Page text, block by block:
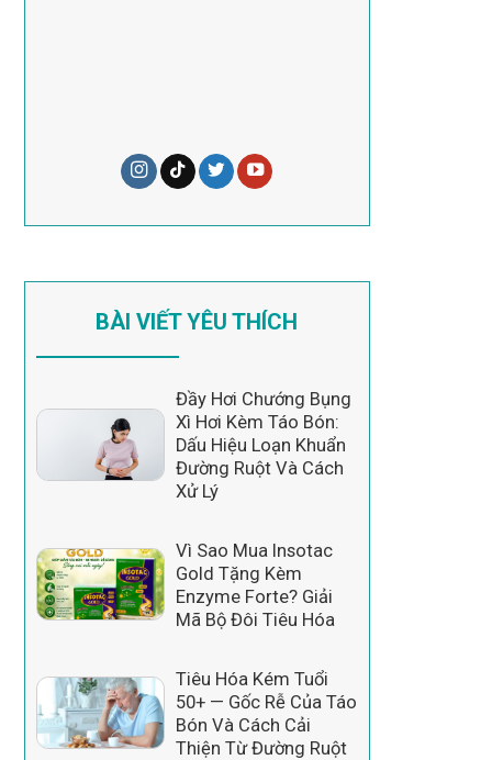
BÀI VIẾT YÊU THÍCH
Đầy Hơi Chướng Bụng
Xì Hơi Kèm Táo Bón:
Dấu Hiệu Loạn Khuẩn
Đường Ruột Và Cách
Xử Lý
Vì Sao Mua Insotac
Gold Tặng Kèm
Enzyme Forte? Giải
Mã Bộ Đôi Tiêu Hóa
Tiêu Hóa Kém Tuổi
50+ — Gốc Rễ Của Táo
Bón Và Cách Cải
Thiện Từ Đường Ruột